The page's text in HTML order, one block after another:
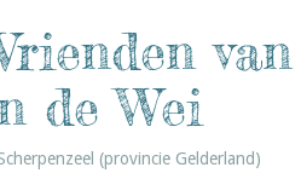
van
de Wei
(provincie Gelderland)